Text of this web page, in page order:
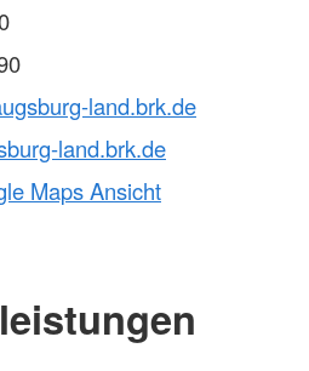
land.brk.de
land.brk.de
Maps Ansicht